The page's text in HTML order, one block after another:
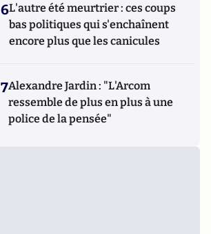
6L'autre été meurtrier : ces coups
bas politiques qui s'enchaînent
encore plus que les canicules
7Alexandre Jardin : "L'Arcom
ressemble de plus en plus à une
police de la pensée"